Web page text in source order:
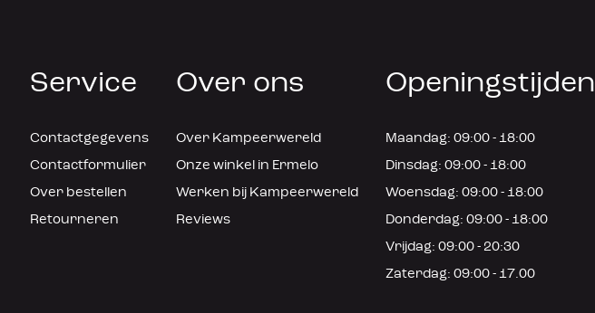
Service
Contactgegevens
Contactformulier
Over bestellen
Retourneren
Over ons
Over Kampeerwereld
Onze winkel in Ermelo
Werken bij Kampeerwereld
Reviews
Openingstijden
Maandag: 09:00 - 18:00
Dinsdag: 09:00 - 18:00
Woensdag: 09:00 - 18:00
Donderdag: 09:00 - 18:00
Vrijdag: 09:00 - 20:30
Zaterdag: 09:00 - 17.00